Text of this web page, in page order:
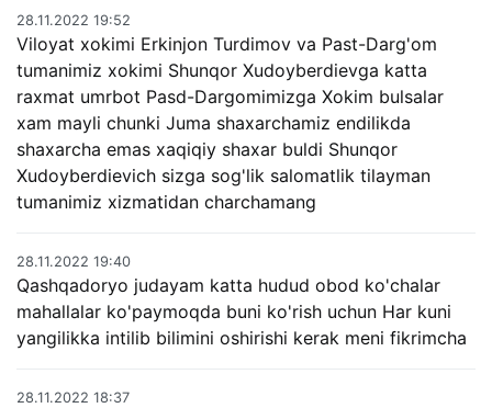
28.11.2022 19:52
Viloyat xokimi Erkinjon Turdimov va Past-Darg'om
tumanimiz xokimi Shunqor Xudoyberdievga katta
raxmat umrbot Pasd-Dargomimizga Xokim bulsalar
xam mayli chunki Juma shaxarchamiz endilikda
shaxarcha emas xaqiqiy shaxar buldi Shunqor
Xudoyberdievich sizga sog'lik salomatlik tilayman
tumanimiz xizmatidan charchamang
28.11.2022 19:40
Qashqadoryo judayam katta hudud obod ko'chalar
mahallalar ko'paymoqda buni ko'rish uchun Har kuni
yangilikka intilib bilimini oshirishi kerak meni fikrimcha
28.11.2022 18:37